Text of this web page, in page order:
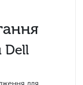
Dell
для